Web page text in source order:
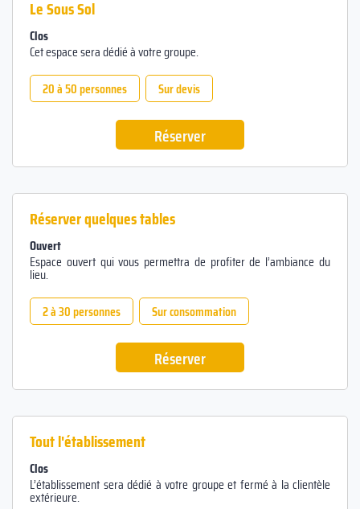
Le Sous Sol
Clos
Cet espace sera dédié à votre groupe.
20 à 50 personnes
Sur devis
Réserver
Réserver quelques tables
Ouvert
Espace ouvert qui vous permettra de profiter de l’ambiance du
lieu.
2 à 30 personnes
Sur consommation
Réserver
Tout l'établissement
Clos
L’établissement sera dédié à votre groupe et fermé à la clientèle
extérieure.